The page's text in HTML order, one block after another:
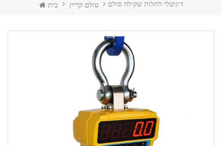
בית סולם קריין דיגיטלי לתלות שקילה סולם